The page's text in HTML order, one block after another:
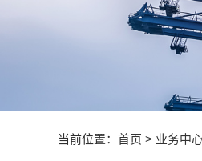
当前位置： 首页 > 业务中